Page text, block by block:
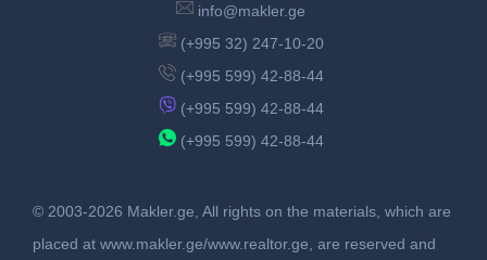
info@makler.ge
(+995 32) 247-10-20
(+995 599) 42-88-44
(+995 599) 42-88-44
(+995 599) 42-88-44
© 2003-2026 Makler.ge, All rights on the materials, which are
placed at www.makler.ge/www.realtor.ge, are reserved and